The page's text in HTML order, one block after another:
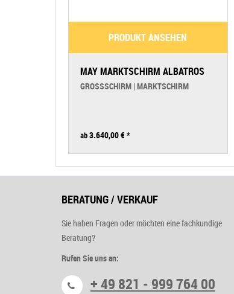
PRODUKT ANSEHEN
MAY MARKTSCHIRM ALBATROS
GROSSSCHIRM | MARKTSCHIRM
ab3.640,00 € *
BERATUNG / VERKAUF
Sie haben Fragen oder möchten eine fachkundige
Beratung?
Rufen Sie uns an:
+ 49 821 - 999 764 00